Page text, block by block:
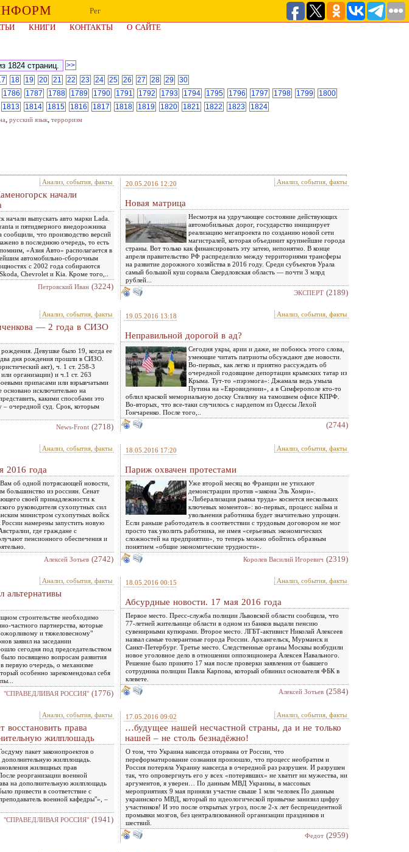
Рег
КНИГИ КОНТАКТЫ
О САЙТЕ
>>
18 19 20 21 22 23 24 25 26 27 28 29
30
1786 1787 1788 1789 1790 1791 1792 1793 1794 1795 1796 1797 1798 1799
1800
1813 1814 1815 1816 1817 1818 1819 1820 1821 1822 1823 1824
, русский язык, терроризм
Анализ, события, факты
начали
начали выпускать авто марки Lada.
и пятидверного внедорожника
что производство версий
в последнюю очередь, то есть
«Азия Авто» располагается в
автомобильно-сборочным
с 2002 года собираются
Chevrolet и Kia. Кроме того,..
Петровский Иван (3224)
20.05.2016 12:20 Анализ, события, факты
Новая матрица
Несмотря на удручающее состояние действующих
автомобильных дорог, государство инициирует
реализацию мегапроекта по созданию новой сети
магистралей, которая объединит крупнейшие города
страны. Вот только как финансировать эту затею, непонятно. В конце
апреля правительство РФ распределило между территориями трансферы
на развитие дорожного хозяйства в 2016 году. Среди субъектов Урала
самый большой куш сорвала Свердловская область — почти 3 млрд
рублей...
ЭКСПЕРТ (2189)
Анализ, события, факты
— 2 года в СИЗО
Девушке было 19, когда ее
дня рождения прошли в СИЗО.
акт), ч. 1 ст. 258-3
организации) и ч.1 ст. 263
припасами или взрывчатыми
исключительно на
какими способами это
– очередной суд. Срок, которым
News-Front (2718)
19.05.2016 13:18 Анализ, события, факты
Неправильной дорогой в ад?
Сегодня укры, арии и даже, не побоюсь этого слова,
умеющие читать патриоты обсуждают две новости.
Во-первых, как легко и приятно рассуждать об
очередной годовщине депортации крымских татар из
Крыма. Тут-то «пэрэмога»: Джамала ведь умыла
Путина на «Евровидении», а в Симферополе кто-то
облил краской мемориальную доску Сталину на тамошнем офисе КПРФ.
Во-вторых, что все-таки случилось с нардепом из Одессы Лехой
Гончаренко. После того,..
(2744)
Анализ, события, факты
2016 года
об одной потрясающей новости,
большинство из россиян. Сенат
своей принадлежности к
руководителя сухопутных сил
министром сухопутных войск
намерены запустить новую
где граждане с
пенсионного обеспечения и
Алексей Зотьев (2742)
18.05.2016 17:20 Анализ, события, факты
Париж охвачен протестами
Уже второй месяц во Франции не утихают
демонстрации против «закона Эль Хомри».
«Либерализация рынка труда» коснется нескольких
ключевых моментов»: во-первых, процесс найма и
увольнения работника будет значительно упрощен.
Если раньше работодатель в соответствии с трудовым договором не мог
просто так уволить работника, не имея «серьезных экономических
сложностей на предприятии», то теперь можно обойтись образным
понятием «общие экономические трудности».
Королев Василий Игоревич (2319)
Анализ, события, факты
альтернативы
строительстве необходимо
частного партнерства, которые
и тяжеловесному"
заявил на заседании
сегодня под председательством
посвящено вопросам развития
в первую очередь, о механизме
особенно зарекомендовал себя
"СПРАВЕДЛИВАЯ РОССИЯ" (1776)
18.05.2016 00:15 Анализ, события, факты
Абсурдные новости. 17 мая 2016 года
Первое место. Пресс-служба полиции Львовской области сообщила, что
77-летней жительнице области в одном из банков выдали пенсию
сувенирными купюрами. Второе место. ЛГБТ-активист Николай Алексеев
назвал самые толерантные города России. Архангельск, Мурманск и
Санкт-Петербург. Третье место. Следственные органы Москвы возбудили
новое уголовное дело в отношении оппозиционера Алексея Навального.
Решение было принято 17 мая после проверки заявления от бывшего
сотрудника полиции Павла Карпова, который обвинил основателя ФБК в
клевете.
Алексей Зотьев (2584)
Анализ, события, факты
восстановить права
жилплошадь
пакет законопроектов о
жилплощадь.
жилищных прав
реорганизации военной
на дополнительную жилплощадь
привести в соответствие с
военной кафедры"», –
"СПРАВЕДЛИВАЯ РОССИЯ" (1941)
17.05.2016 09:02 Анализ, события, факты
…будущее нашей несчастной страны, да и не только
нашей – не столь безнадёжно!
О том, что Украина навсегда оторвана от России, что
переформатирование сознания произошло, что процесс необратим и
Россия потеряла Украину навсегда в очередной раз разрушен. И разрушен
так, что опровергнуть его у всех «потерявших» не хватит ни мужества, ни
аргументов, я уверен… По данным МВД Украины, в массовых
мероприятиях 9 мая приняли участие свыше 1 млн человек По данным
украинского МВД, который по идеологической привычке занизил цифру
участников! И это после открытых угроз, после 2-х лет беспрецедентной
промывки мозгов, без централизованной организации праздников и
шествий.
Федот (2959)